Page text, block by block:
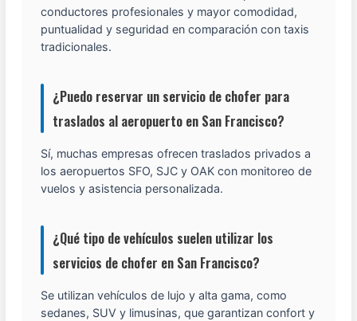
conductores profesionales y mayor comodidad,
puntualidad y seguridad en comparación con taxis
tradicionales.
¿Puedo reservar un servicio de chofer para
traslados al aeropuerto en San Francisco?
Sí, muchas empresas ofrecen traslados privados a
los aeropuertos SFO, SJC y OAK con monitoreo de
vuelos y asistencia personalizada.
¿Qué tipo de vehículos suelen utilizar los
servicios de chofer en San Francisco?
Se utilizan vehículos de lujo y alta gama, como
sedanes, SUV y limusinas, que garantizan confort y